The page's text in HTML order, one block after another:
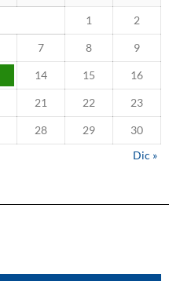
1 2
7 8 9
14 15 16
21 22 23
28 29
30
Dic »